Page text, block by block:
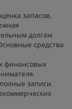
запасов,
долгам.
средства
финансовых
записи.